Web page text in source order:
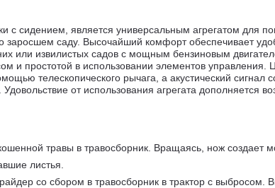
с сидением, является универсальным агрегатом для
саду. Высочайший комфорт обеспечивает
или извилистых садов с мощным бензиновым
и простотой в использовании элементов
телескопического рычага, а акустический
от использования агрегата дополняется
травы в травосборник. Вращаясь, нож
листья.
со сбором в травосборник в трактор с